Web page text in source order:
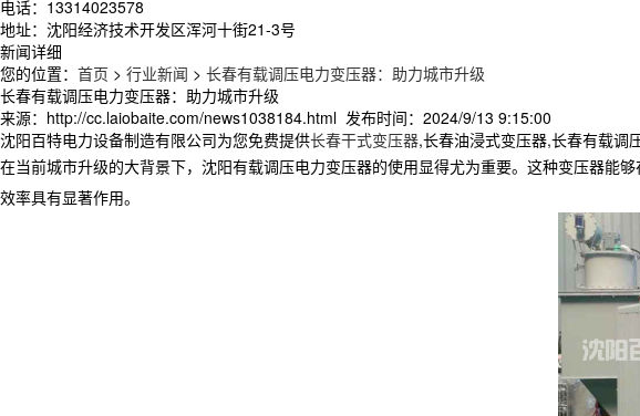
电话：13314023578
地址：沈阳经济技术开发区浑河十街21-3号
新闻详细
您的位置： 首页 > 行业新闻 > 长春有载调压电力变压器：助力城市升级
长春有载调压电力变压器：助力城市升级
来源：http://cc.laiobaite.com/news1038184.html 发布时间：2024/9/13 9:15:00
沈阳百特电力设备制造有限公司为您免费提供长春干式变压器,长春油浸式变压器,长春有载调
在当前城市升级的大背景下，沈阳有载调压电力变压器的使用显得尤为重要。这种变压器能
效率具有显著作用。